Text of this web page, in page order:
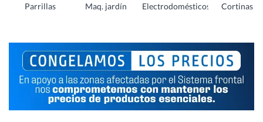
Parrillas Maq. jardín Electrodomésticos Cortinas